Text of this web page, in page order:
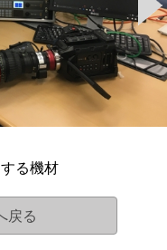
る機材
戻る